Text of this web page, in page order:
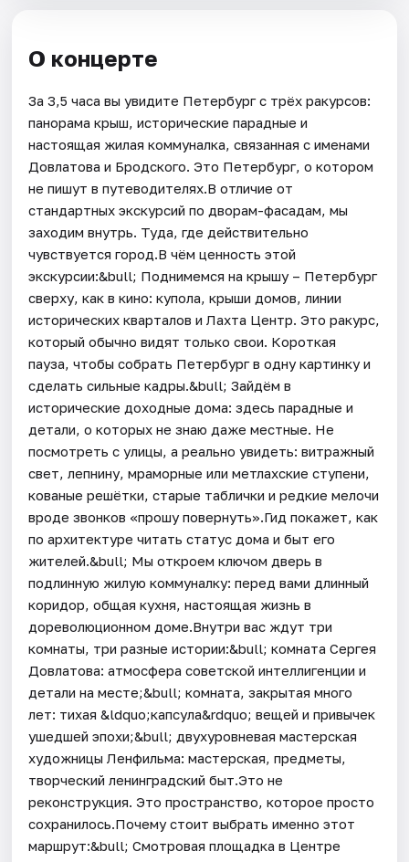
О концерте
За 3,5 часа вы увидите Петербург с трёх ракурсов:
панорама крыш, исторические парадные и
настоящая жилая коммуналка, связанная с именами
Довлатова и Бродского. Это Петербург, о котором
не пишут в путеводителях.В отличие от
стандартных экскурсий по дворам-фасадам, мы
заходим внутрь. Туда, где действительно
чувствуется город.В чём ценность этой
экскурсии:&bull; Поднимемся на крышу – Петербург
сверху, как в кино: купола, крыши домов, линии
исторических кварталов и Лахта Центр. Это ракурс,
который обычно видят только свои. Короткая
пауза, чтобы собрать Петербург в одну картинку и
сделать сильные кадры.&bull; Зайдём в
исторические доходные дома: здесь парадные и
детали, о которых не знаю даже местные. Не
посмотреть с улицы, а реально увидеть: витражный
свет, лепнину, мраморные или метлахские ступени,
кованые решётки, старые таблички и редкие мелочи
вроде звонков «прошу повернуть».Гид покажет, как
по архитектуре читать статус дома и быт его
жителей.&bull; Мы откроем ключом дверь в
подлинную жилую коммуналку: перед вами длинный
коридор, общая кухня, настоящая жизнь в
дореволюционном доме.Внутри вас ждут три
комнаты, три разные истории:&bull; комната Сергея
Довлатова: атмосфера советской интеллигенции и
детали на месте;&bull; комната, закрытая много
лет: тихая &ldquo;капсула&rdquo; вещей и привычек
ушедшей эпохи;&bull; двухуровневая мастерская
художницы Ленфильма: мастерская, предметы,
творческий ленинградский быт.Это не
реконструкция. Это пространство, которое просто
сохранилось.Почему стоит выбрать именно этот
маршрут:&bull; Смотровая площадка в Центре